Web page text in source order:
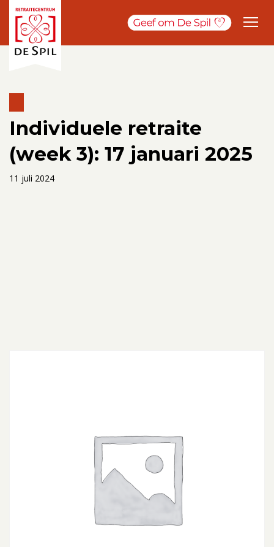
Individuele retraite
(week 3): 17 januari 2025
11 juli 2024